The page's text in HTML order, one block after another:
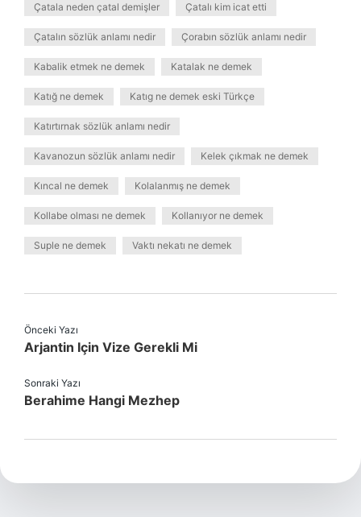
Çatala neden çatal demişler Çatalı kim icat etti
Çatalın sözlük anlamı nedir Çorabın sözlük anlamı nedir
Kabalik etmek ne demek Katalak ne demek
Katığ ne demek Katıg ne demek eski Türkçe
Katırtırnak sözlük anlamı nedir
Kavanozun sözlük anlamı nedir Kelek çıkmak ne demek
Kıncal ne demek Kolalanmış ne demek
Kollabe olması ne demek Kollanıyor ne demek
Suple ne demek Vaktı nekatı ne demek
Önceki Yazı
Arjantin Için Vize Gerekli Mi
Sonraki Yazı
Berahime Hangi Mezhep